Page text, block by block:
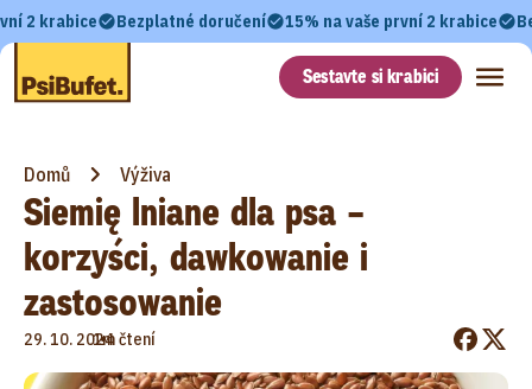
2 krabice Bezplatné doručení 15% na vaše první 2 krabice
Sestavte si krabici
Domů Výživa
Siemię lniane dla psa –
korzyści, dawkowanie i
zastosowanie
29. 10. 2024
•
1m čtení